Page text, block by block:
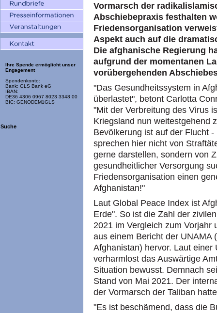
Ihre Spende ermöglicht unser
Engagement
Spendenkonto:
Bank: GLS Bank eG
IBAN:
DE36 4306 0967 8023 3348 00
BIC: GENODEM1GLS
Suche
Vormarsch der
Abschiebepraxis festhalten
Friedensorganisation
Aspekt auch auf die
Die afghanische Regierung
aufgrund der momentanen
vorübergehenden
"Das Gesundheitssystem in
überlastet", betont Carlotta
"Mit der Verbreitung des Virus
Kriegsland nun weitestgehend
Bevölkerung ist auf der Flucht
sprechen hier nicht von
gerne darstellen, sondern von
gesundheitlicher Versorgung
Friedensorganisation einen
Afghanistan!"
Laut Global Peace Index ist
Erde". So ist die Zahl der
2021 im Vergleich zum Vorjahr
aus einem Bericht der UNAMA
Afghanistan) hervor. Laut einer
verharmlost das Auswärtige
Situation bewusst. Demnach
Stand von Mai 2021. Der
der Vormarsch der Taliban
"Es ist beschämend, dass die